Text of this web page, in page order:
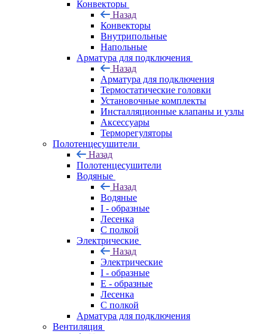
Конвекторы
Назад
Конвекторы
Внутрипольные
Напольные
Арматура для подключения
Назад
Арматура для подключения
Термостатические головки
Установочные комплекты
Инсталляционные клапаны и узлы
Аксессуары
Терморегуляторы
Полотенцесушители
Назад
Полотенцесушители
Водяные
Назад
Водяные
I - образные
Лесенка
С полкой
Электрические
Назад
Электрические
I - образные
E - образные
Лесенка
С полкой
Арматура для подключения
Вентиляция